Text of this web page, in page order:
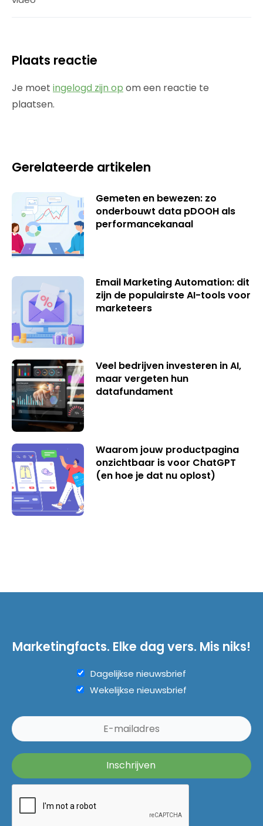
Plaats reactie
Je moet ingelogd zijn op om een reactie te
plaatsen.
Gerelateerde artikelen
Gemeten en bewezen: zo
onderbouwt data pDOOH als
performancekanaal
Email Marketing Automation: dit
zijn de populairste AI-tools voor
marketeers
Veel bedrijven investeren in AI,
maar vergeten hun
datafundament
Waarom jouw productpagina
onzichtbaar is voor ChatGPT
(en hoe je dat nu oplost)
Marketingfacts. Elke dag vers. Mis niks!
Dagelijkse nieuwsbrief
Wekelijkse nieuwsbrief